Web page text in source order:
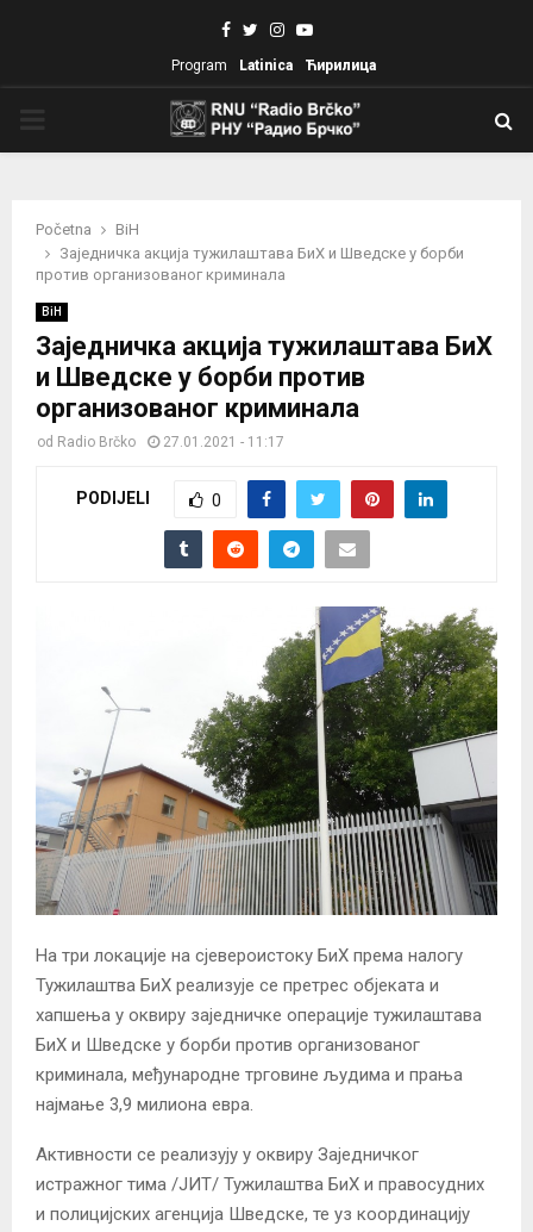
Facebook
TwitterInstagram
Youtube
Program Latinica Ћирилица
Početna
BiH
Заједничка акција тужилаштава БиХ и Шведске у борби
против организованог криминала
BiH
Заједничка акција тужилаштава БиХ
и Шведске у борби против
организованог криминала
od Radio Brčko 27.01.2021 - 11:17
PODIJELI 0
На три локације на сјевероистоку БиХ према налогу
Тужилаштва БиХ реализује се претрес објеката и
хапшења у оквиру заједничке операције тужилаштава
БиХ и Шведске у борби против организованог
криминала, међународне трговине људима и прања
најмање 3,9 милиона евра.
Активности се реализују у оквиру Заједничког
истражног тима /ЈИТ/ Тужилаштва БиХ и правосудних
и полицијских агенција Шведске, те уз координацију